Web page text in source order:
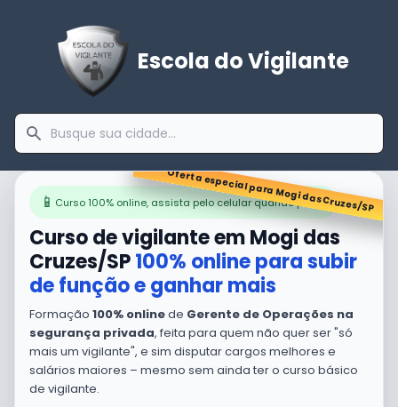
Escola do Vigilante
Oferta especial para
Mogi das Cruzes/SP
📱 Curso 100% online, assista pelo celular quando puder
Curso de vigilante emMogi das
Cruzes/SP100% online para subir
de função e ganhar mais
Formação 100% onlinede Gerente de Operações na
segurança privada, feita para quem não quer ser "só
mais um vigilante", e sim disputar cargos melhores e
salários maiores – mesmo sem ainda ter o curso básico
de vigilante.